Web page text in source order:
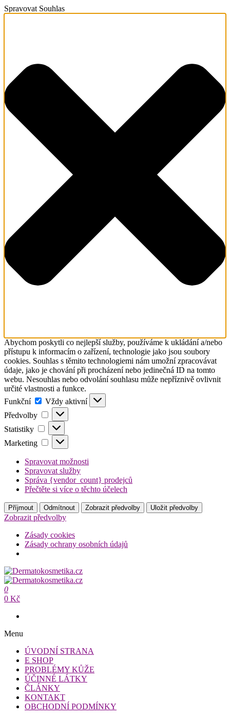
Spravovat Souhlas
Abychom poskytli co nejlepší služby, používáme k ukládání a/nebo
přístupu k informacím o zařízení, technologie jako jsou soubory
cookies. Souhlas s těmito technologiemi nám umožní zpracovávat
údaje, jako je chování při procházení nebo jedinečná ID na tomto
webu. Nesouhlas nebo odvolání souhlasu může nepříznivě ovlivnit
určité vlastnosti a funkce.
Funkční
Funkční
Vždy aktivní
Předvolby
Předvolby
Statistiky Statistiky
Marketing Marketing
Spravovat možnosti
Spravovat služby
Správa {vendor_count} prodejců
Přečtěte si více o těchto účelech
Příjmout Odmítnout Zobrazit předvolby Uložit předvolby
Zobrazit předvolby
Zásady cookies
Zásady ochrany osobních údajů
Přeskočit
na
obsah
Dermatokosmetika.cz
Dermatokosmetika.cz
0
0 Kč
Menu
ÚVODNÍ STRANA
E SHOP
PROBLÉMY KŮŽE
ÚČINNÉ LÁTKY
ČLÁNKY
KONTAKT
OBCHODNÍ PODMÍNKY